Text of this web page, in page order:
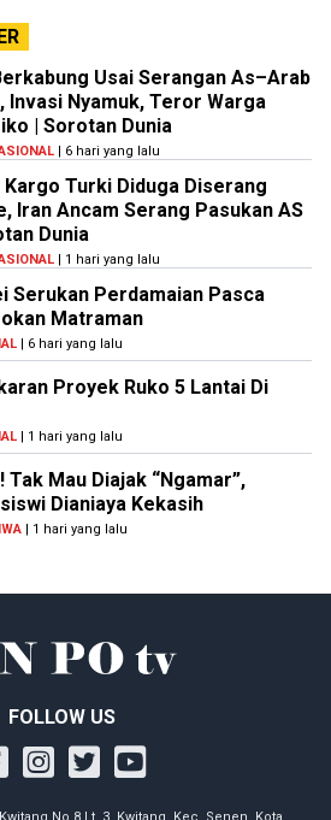
Usai Serangan As–Arab
Invasi Nyamuk, Teror Warga
| Sorotan Dunia
| 6 hari yang lalu
Kargo Turki Diduga Diserang
Iran Ancam Serang Pasukan AS
Dunia
| 1 hari yang lalu
Serukan Perdamaian Pasca
Matraman
| 6 hari yang lalu
Proyek Ruko 5 Lantai Di
| 1 hari yang lalu
Tak Mau Diajak “Ngamar”,
Dianiaya Kekasih
| 1 hari yang lalu
FOLLOW US